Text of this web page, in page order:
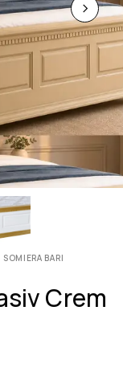
BARI
Crem